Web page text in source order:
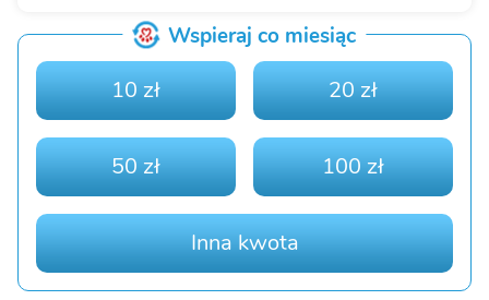
Wspieraj co miesiąc
10 zł 20 zł
50 zł 100 zł
Inna kwota